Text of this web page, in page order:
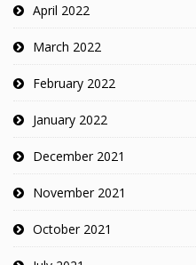
April 2022
March 2022
February 2022
January 2022
December 2021
November 2021
October 2021